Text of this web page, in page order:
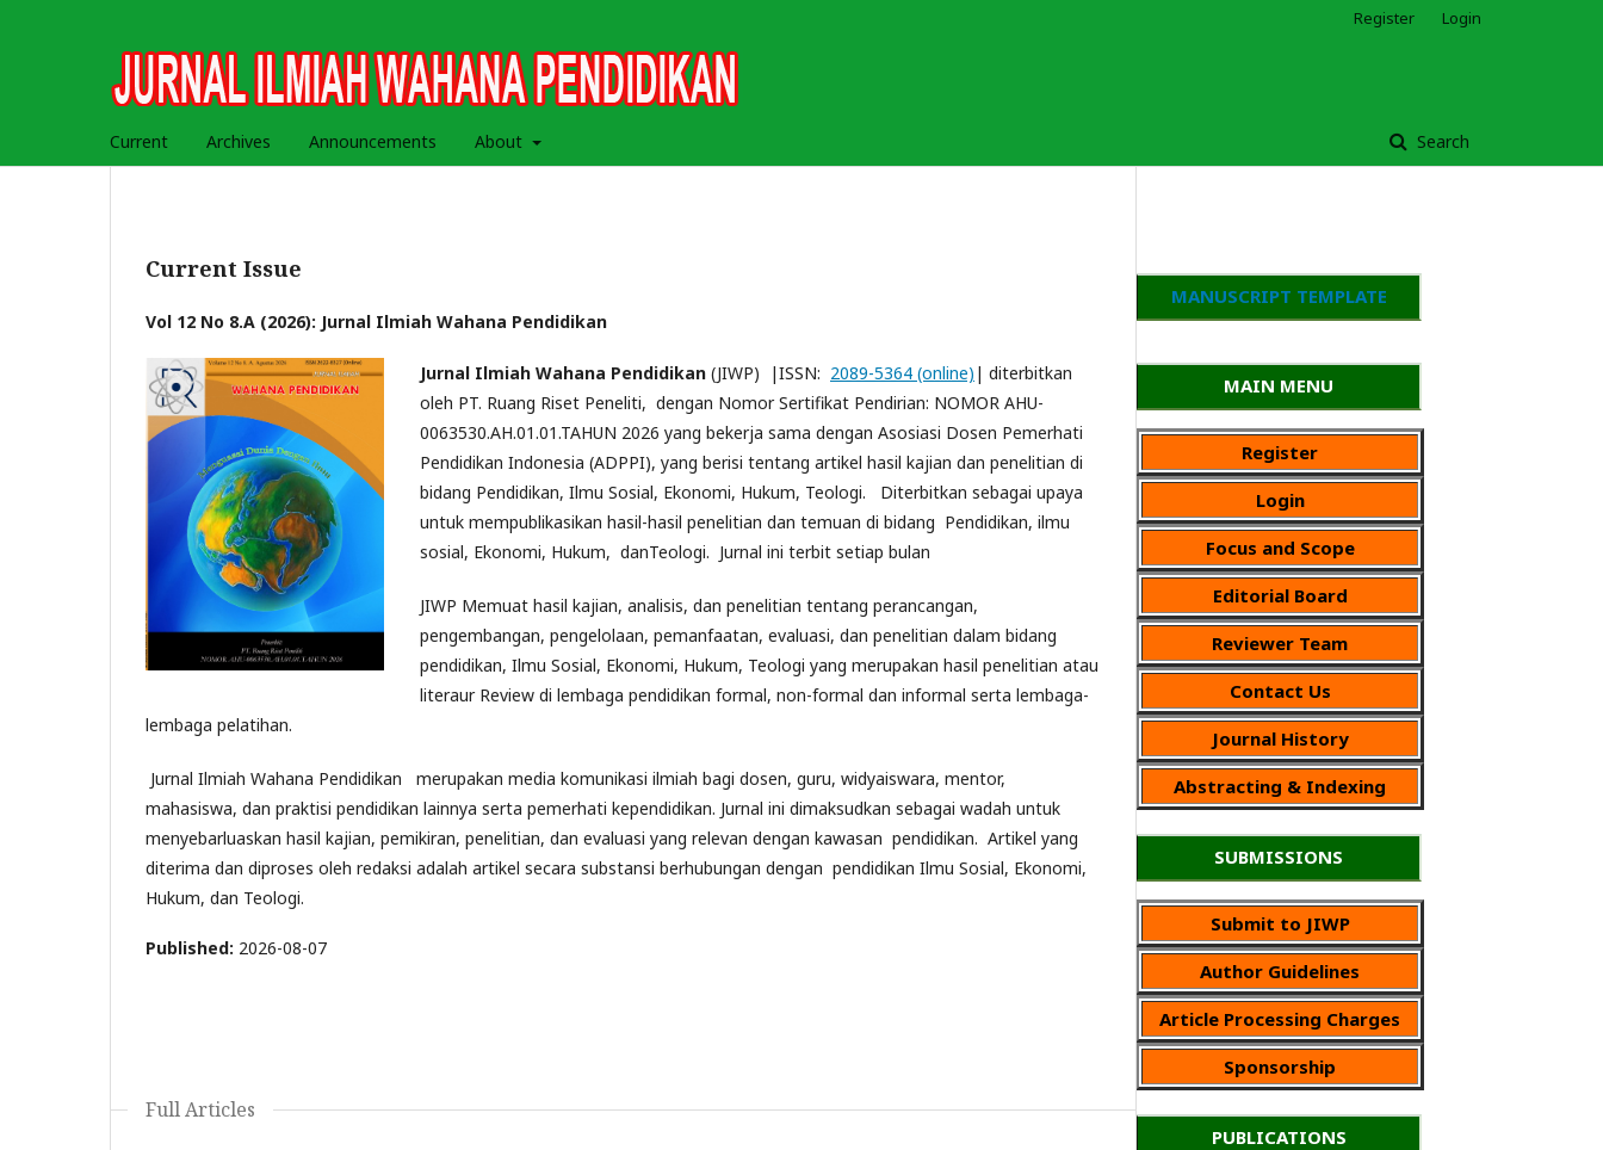
Current Archives Announcements About Search
Register Login
Current Issue
Vol 12 No 8.A (2026): Jurnal Ilmiah Wahana Pendidikan
Jurnal Ilmiah Wahana Pendidikan (JIWP) |ISSN: 2089-5364 (online) | diterbitkan
oleh PT. Ruang Riset Peneliti, dengan Nomor Sertifikat Pendirian: NOMOR AHU-
0063530.AH.01.01.TAHUN 2026 yang bekerja sama dengan Asosiasi Dosen Pemerhati
Pendidikan Indonesia (ADPPI), yang berisi tentang artikel hasil kajian dan penelitian di
bidang Pendidikan, Ilmu Sosial, Ekonomi, Hukum, Teologi. Diterbitkan sebagai upaya
untuk mempublikasikan hasil-hasil penelitian dan temuan di bidang Pendidikan, ilmu
sosial, Ekonomi, Hukum, danTeologi. Jurnal ini terbit setiap bulan
JIWP Memuat hasil kajian, analisis, dan penelitian tentang perancangan,
pengembangan, pengelolaan, pemanfaatan, evaluasi, dan penelitian dalam bidang
pendidikan, Ilmu Sosial, Ekonomi, Hukum, Teologi yang merupakan hasil penelitian atau
literaur Review di lembaga pendidikan formal, non-formal dan informal serta lembaga-
lembaga pelatihan.
Jurnal Ilmiah Wahana Pendidikan merupakan media komunikasi ilmiah bagi dosen, guru, widyaiswara, mentor,
mahasiswa, dan praktisi pendidikan lainnya serta pemerhati kependidikan. Jurnal ini dimaksudkan sebagai wadah untuk
menyebarluaskan hasil kajian, pemikiran, penelitian, dan evaluasi yang relevan dengan kawasan pendidikan. Artikel yang
diterima dan diproses oleh redaksi adalah artikel secara substansi berhubungan dengan pendidikan Ilmu Sosial, Ekonomi,
Hukum, dan Teologi.
Published: 2026-08-07
Full Articles
MANUSCRIPT TEMPLATE
MAIN MENU
Register
Login
Focus and Scope
Editorial Board
Reviewer Team
Contact Us
Journal History
Abstracting & Indexing
SUBMISSIONS
Submit to JIWP
Author Guidelines
Article Processing Charges
Sponsorship
PUBLICATIONS